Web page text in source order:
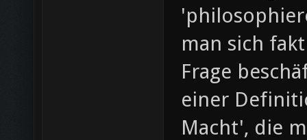
man sich
Frage
einer
Macht', die